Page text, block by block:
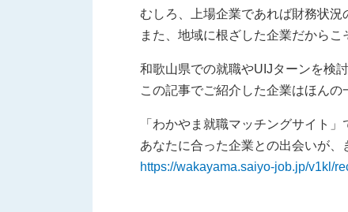
むしろ、上場企業であれば財務状況
また、地域に根ざした企業だから
和歌山県での就職やUIJターンを検
この記事でご紹介した企業はほん
「わかやま就職マッチングサイト
あなたに合った企業との出会いが、
https://wakayama.saiyo-job.jp/v1kl/